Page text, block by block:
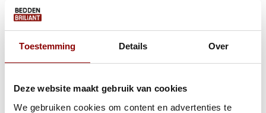
Toestemming Details Over
Deze website maakt gebruik van cookies
We gebruiken cookies om content en advertenties te
Elektrische Boxspring Delux -
Stel zelf samen
Vaste